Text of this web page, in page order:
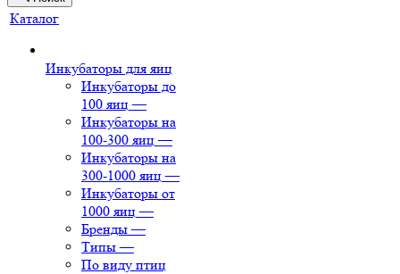
Каталог
Инкубаторы для яиц
Инкубаторы до
100 яиц —
Инкубаторы на
100-300 яиц —
Инкубаторы на
300-1000 яиц —
Инкубаторы от
1000 яиц —
Бренды —
Типы —
По виду птиц